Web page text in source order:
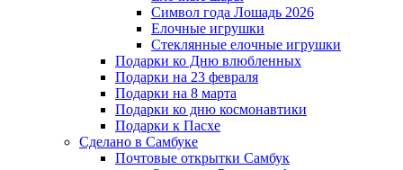
Символ года Лошадь 2026
Елочные игрушки
Стеклянные елочные игрушки
Подарки ко Дню влюбленных
Подарки на 23 февраля
Подарки на 8 марта
Подарки ко дню космонавтики
Подарки к Пасхе
Сделано в Самбуке
Почтовые открытки Самбук